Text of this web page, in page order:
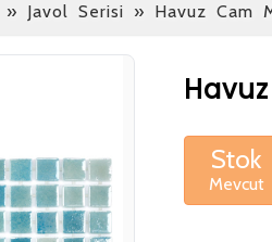
Javol Serisi » Havuz Cam
Stok
Mevcut